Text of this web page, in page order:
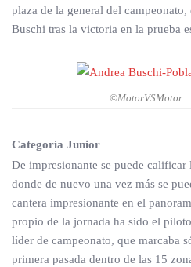
plaza de la general del
Buschi tras la victoria en la prueba
©MotorVSMotor
Categoría Junior
De impresionante se puede
donde de nuevo una vez más se
cantera impresionante en el
propio de la jornada ha sido el
líder de campeonato, que marcaba
primera pasada dentro de las 15